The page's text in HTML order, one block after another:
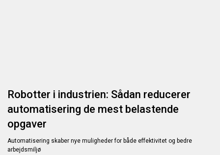
Robotter i industrien: Sådan reducerer
automatisering de mest belastende
opgaver
Automatisering skaber nye muligheder for både effektivitet og bedre
arbejdsmiljø